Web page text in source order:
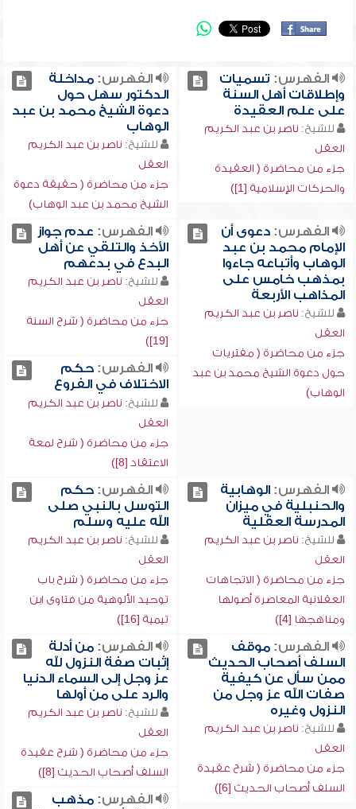
الفهرس: تسميات
وإطلاقات أهل السنة
على علم العقيدة
للشيخ: ناصر بن عبد الكريم
العقل
جزء من محاضرة ( العقيدة
والحركات الإسلامية [1])
الفهرس:مداخلة
الدكتور سهل حول
دعوة الشيخ محمد بن عبد
الوهاب
للشيخ: ناصر بن عبد الكريم
العقل
جزء من محاضرة ( حقيقة دعوة
الشيخ محمد بن عبد الوهاب)
الفهرس:دعوى أن
الإمام محمد بن عبد
الوهاب وأتباعه جاءوا
بمذهب خامس على
المذاهب الأربعة
للشيخ: ناصر بن عبد الكريم
العقل
جزء من محاضرة ( مفتريات
حول دعوة الشيخ محمد بن عبد
الوهاب)
الفهرس: عدم جواز
الأخذ والتلقي عن أهل
البدع في بدعهم
للشيخ: ناصر بن عبد الكريم
العقل
جزء من محاضرة ( شرح السنة
[19])
الفهرس:حكم
الاختلاف في الفروع
للشيخ: ناصر بن عبد الكريم
العقل
جزء من محاضرة ( شرح لمعة
الاعتقاد [8])
الفهرس:الوهابية
والحنبلية في ميزان
المدرسة العقلية
للشيخ: ناصر بن عبد الكريم
العقل
جزء من محاضرة ( الاتجاهات
العقلانية المعاصرة أصولها
ومناهجها [4])
الفهرس:حكم
التوسل بالنبي صلى
الله عليه وسلم
للشيخ: ناصر بن عبد الكريم
العقل
جزء من محاضرة ( شرح باب
توحيد الألوهية من فتاوى ابن
تيمية [16])
الفهرس:موقف
السلف أصحاب الحديث
ممن سأل عن كيفية
صفات الله عز وجل من
النزول وغيره
للشيخ: ناصر بن عبد الكريم
العقل
جزء من محاضرة ( شرح عقيدة
السلف أصحاب الحديث [6])
الفهرس:من أدلة
إثبات صفة النزول لله
عز وجل إلى السماء الدنيا
والرد على من أولها
للشيخ: ناصر بن عبد الكريم
العقل
جزء من محاضرة ( شرح عقيدة
السلف أصحاب الحديث [8])
الفهرس:مذهب